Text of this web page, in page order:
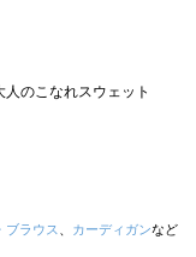
ブラウス カーディガンなど